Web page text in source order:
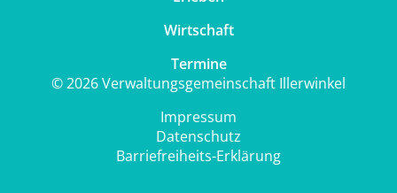
Wirtschaft
Termine
© 2026 Verwaltungsgemeinschaft Illerwinkel
Impressum
Datenschutz
Barriefreiheits-Erklärung